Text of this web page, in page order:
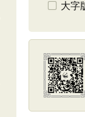
大字